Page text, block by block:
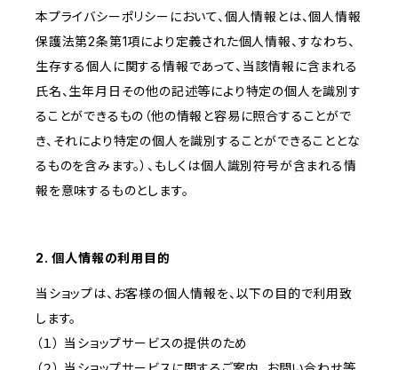
本プライバシーポリシーにおいて、個人情報とは、個人情報
保護法第2条第1項により定義された個人情報、すなわち、
生存する個人に関する情報であって、当該情報に含まれる
氏名、生年月日その他の記述等により特定の個人を識別す
ることができるもの（他の情報と容易に照合することがで
き、それにより特定の個人を識別することができることとな
るものを含みます。）、もしくは個人識別符号が含まれる情
報を意味するものとします。
2. 個人情報の利用目的
当ショップは、お客様の個人情報を、以下の目的で利用致
します。
（１） 当ショップサービスの提供のため